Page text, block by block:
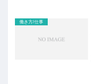
働き方/仕事